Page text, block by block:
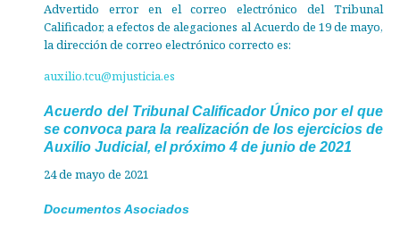
​Advertido error en el correo electrónico del Tribunal
Calificador, a efectos de alegaciones al Acuerdo de 19 de mayo,
la dirección de correo electrónico correcto es:
auxilio.tcu@mjusticia.es
Acuerdo del Tribunal Calificador Único por el que
se convoca para la realización de los ejercicios de
Auxilio Judicial, el próximo 4 de junio de 2021
24 de mayo de 2021
Documentos Asociados